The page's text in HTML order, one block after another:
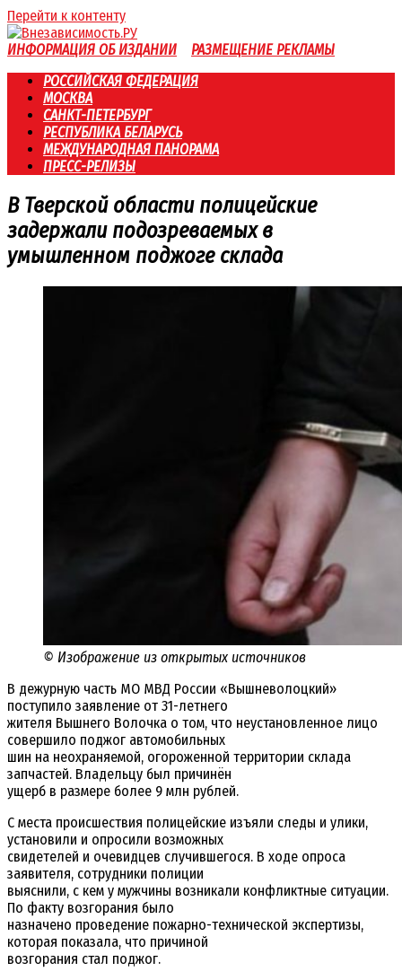
Перейти к контенту
ИНФОРМАЦИЯ ОБ ИЗДАНИИ
РАЗМЕЩЕНИЕ РЕКЛАМЫ
РОССИЙСКАЯ ФЕДЕРАЦИЯ
МОСКВА
САНКТ-ПЕТЕРБУРГ
РЕСПУБЛИКА БЕЛАРУСЬ
МЕЖДУНАРОДНАЯ ПАНОРАМА
ПРЕСС-РЕЛИЗЫ
В Тверской области полицейские
задержали подозреваемых в
умышленном поджоге склада
© Изображение из открытых источников
В дежурную часть МО МВД России «Вышневолоцкий»
поступило заявление от 31-летнего
жителя Вышнего Волочка о том, что неустановленное лицо
совершило поджог автомобильных
шин на неохраняемой, огороженной территории склада
запчастей. Владельцу был причинён
ущерб в размере более 9 млн рублей.
С места происшествия полицейские изъяли следы и улики,
установили и опросили возможных
свидетелей и очевидцев случившегося. В ходе опроса
заявителя, сотрудники полиции
выяснили, с кем у мужчины возникали конфликтные ситуации.
По факту возгорания было
назначено проведение пожарно-технической экспертизы,
которая показала, что причиной
возгорания стал поджог.